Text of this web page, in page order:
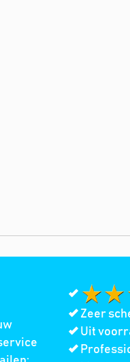
Zeer
Uit